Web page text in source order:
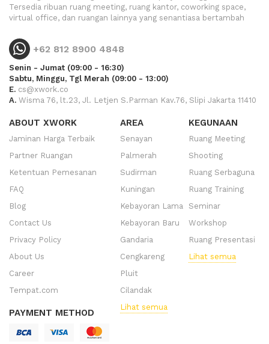
Tersedia ribuan ruang meeting, ruang kantor, coworking space,
virtual office, dan ruangan lainnya yang senantiasa bertambah
+62 812 8900 4848
Senin - Jumat (09:00 - 16:30)
Sabtu, Minggu, Tgl Merah (09:00 - 13:00)
E. cs@xwork.co
A. Wisma 76, lt.23, Jl. Letjen S.Parman Kav.76, Slipi Jakarta 11410
ABOUT XWORK
Jaminan Harga Terbaik
Partner Ruangan
Ketentuan Pemesanan
FAQ
Blog
Contact Us
Privacy Policy
About Us
Career
Tempat.com
PAYMENT METHOD
AREA
Senayan
Palmerah
Sudirman
Kuningan
Kebayoran Lama
Kebayoran Baru
Gandaria
Cengkareng
Pluit
Cilandak
Lihat semua
KEGUNAAN
Ruang Meeting
Shooting
Ruang Serbaguna
Ruang Training
Seminar
Workshop
Ruang Presentasi
Lihat semua